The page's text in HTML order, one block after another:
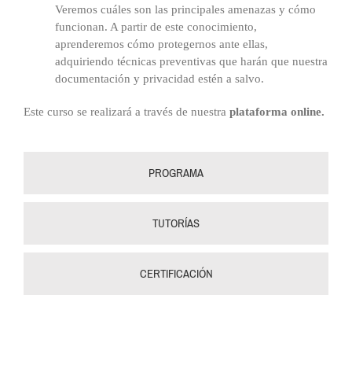
Veremos cuáles son las principales amenazas y cómo
funcionan. A partir de este conocimiento,
aprenderemos cómo protegernos ante ellas,
adquiriendo técnicas preventivas que harán que nuestra
documentación y privacidad estén a salvo.
Este curso se realizará a través de nuestra plataforma online.
PROGRAMA
TUTORÍAS
CERTIFICACIÓN